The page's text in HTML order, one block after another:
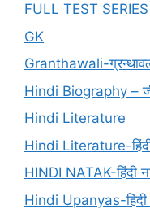
FULL TEST SERIES
GK
Granthawali-
Hindi Biography –
Hindi Literature
Hindi Literature-हिंदी
HINDI NATAK-हिंदी
Hindi Upanyas-हिंदी